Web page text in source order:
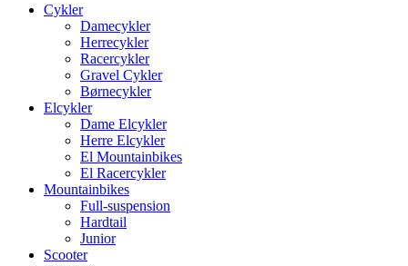
Cykler
Damecykler
Herrecykler
Racercykler
Gravel Cykler
Børnecykler
Elcykler
Dame Elcykler
Herre Elcykler
El Mountainbikes
El Racercykler
Mountainbikes
Full-suspension
Hardtail
Junior
Scooter